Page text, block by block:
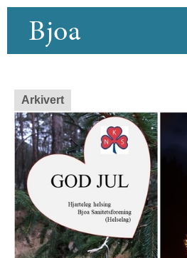
Bjoa
Arkivert